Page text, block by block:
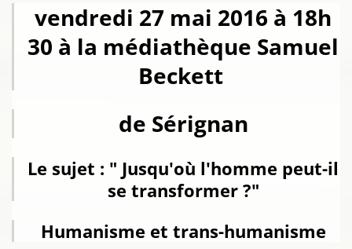
vendredi 27 mai 2016 à 18h
30 à la médiathèque Samuel
Beckett
de Sérignan
Le sujet : " Jusqu'où l'homme peut-il
se transformer ?"
Humanisme et trans-humanisme